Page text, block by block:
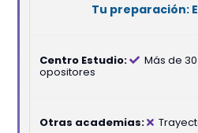
Más de
opositores